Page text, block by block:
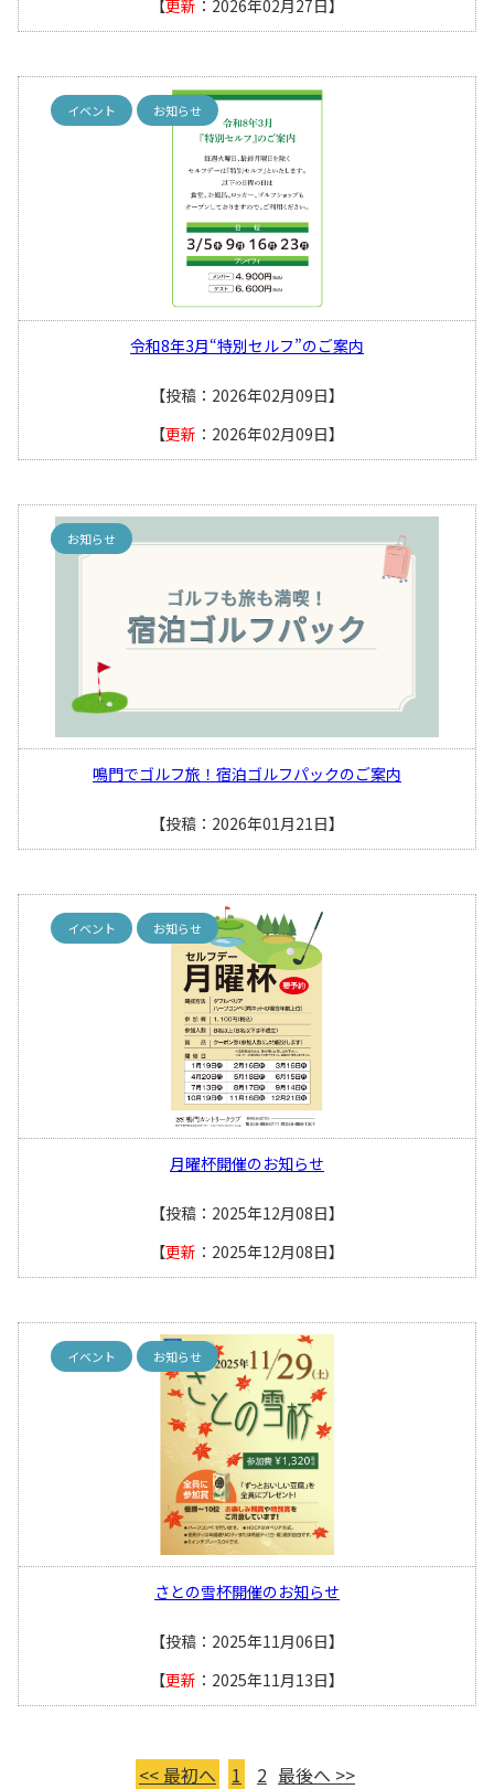
【更新 ：2026年02月27日】
イベント お知らせ
令和8年3月“特別セルフ”のご案内
【投稿：2026年02月09日】
【更新 ：2026年02月09日】
お知らせ
鳴門でゴルフ旅！宿泊ゴルフパックのご案内
【投稿：2026年01月21日】
イベント お知らせ
月曜杯開催のお知らせ
【投稿：2025年12月08日】
【更新 ：2025年12月08日】
イベント お知らせ
さとの雪杯開催のお知らせ
【投稿：2025年11月06日】
【更新 ：2025年11月13日】
<< 最初へ 1 2 最後へ >>